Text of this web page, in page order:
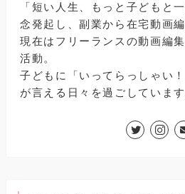
「短い人生、もっと子どもと
念発起し、副業から在宅動画編
現在はフリーランスの動画編
活動。
子どもに「いってらっしゃい
が言える日々を過ごしています